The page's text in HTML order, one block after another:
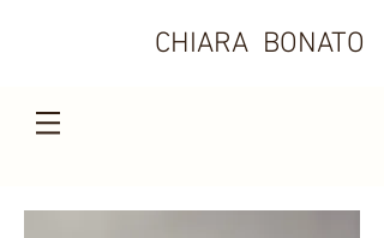
CHIARA BONATO